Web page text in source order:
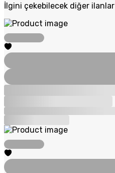
İlgini çekebilecek diğer ilanlar